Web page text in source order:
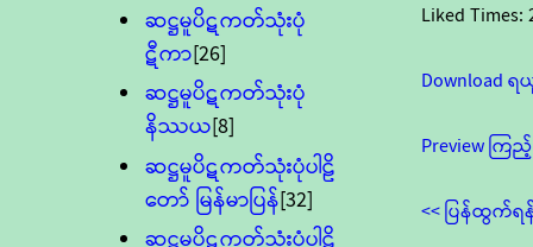
ဆဋ္ဌမူပိဋကတ်သုံးပုံ
ဋီကာ[26]
ဆဋ္ဌမူပိဋကတ်သုံးပုံ
နိဿယ[8]
ဆဋ္ဌမူပိဋကတ်သုံးပုံပါဠိ
တော် မြန်မာပြန်[32]
ဆဋ္ဌမူပိဋကတ်သုံးပုံပါဠိ
Liked Times:
Download
Preview ကြ
<< ပြန်ထွက်ရ